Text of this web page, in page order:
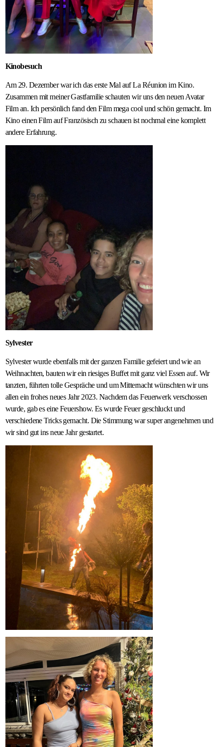
Kinobesuch
Am 29. Dezember war ich das erste Mal auf La Réunion im Kino.
Zusammen mit meiner Gastfamilie schauten wir uns den neuen Avatar
Film an. Ich persönlich fand den Film mega cool und schön gemacht. Im
Kino einen Film auf Französisch zu schauen ist nochmal eine komplett
andere Erfahrung.
Sylvester
Sylvester wurde ebenfalls mit der ganzen Familie gefeiert und wie an
Weihnachten, bauten wir ein riesiges Buffet mit ganz viel Essen auf. Wir
tanzten, führten tolle Gespräche und um Mitternacht wünschten wir uns
allen ein frohes neues Jahr 2023. Nachdem das Feuerwerk verschossen
wurde, gab es eine Feuershow. Es wurde Feuer geschluckt und
verschiedene Tricks gemacht. Die Stimmung war super angenehmen und
wir sind gut ins neue Jahr gestartet.